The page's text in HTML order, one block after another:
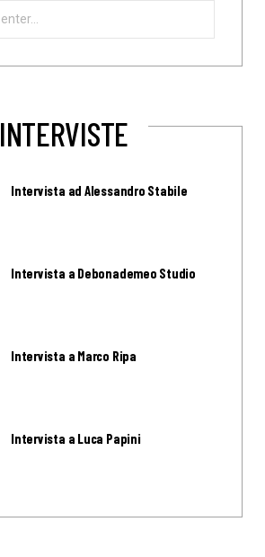
INTERVISTE
Intervista ad Alessandro Stabile
Intervista a Debonademeo Studio
Intervista a Marco Ripa
Intervista a Luca Papini